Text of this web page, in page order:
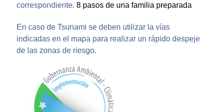
correspondiente. 8 pasos de una familia preparada
En caso de Tsunami se deben utilizar la vías
indicadas en el mapa para realizar un rápido despeje
de las zonas de riesgo.